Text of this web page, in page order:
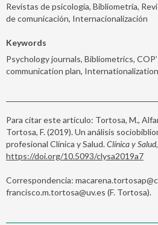
Revistas de psicología, Bibliometría,
de comunicación, Internacionalización
Keywords
Psychology journals, Bibliometrics,
communication plan, Internationalization
Para citar este artículo: Tortosa, M.,
Tortosa, F. (2019). Un análisis
profesional Clínica y Salud.Clínica y
https://doi.org/10.5093/clysa2019a7
Correspondencia:
francisco.m.tortosa@uv.es (F. Tortosa).